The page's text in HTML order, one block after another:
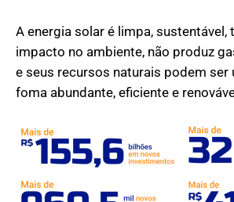
A energia solar é limpa, sustentável,
impacto no ambiente, não produz
e seus recursos naturais podem ser
foma abundante, eficiente e